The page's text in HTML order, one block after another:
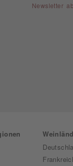
Newsletter